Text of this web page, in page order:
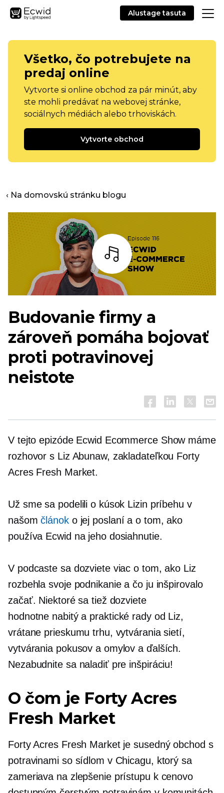
Alustage tasuta
Všetko, čo potrebujete na
predaj online
Vytvorte si online obchod za pár minút, aby
ste mohli predávať na webovej stránke,
sociálnych médiách alebo trhoviskách.
Vytvorte obchod
‹ Na domovskú stránku blogu
počúvať
Budovanie firmy a
zároveň pomáha bojovať
proti potravinovej
neistote
V tejto epizóde Ecwid Ecommerce Show máme
rozhovor s Liz Abunaw, zakladateľkou Forty
Acres Fresh Market.
Už sme sa podelili o kúsok Lizin príbehu v
našomčlánoko jej poslaní a o tom, ako
používa Ecwid na jeho dosiahnutie.
V podcaste sa dozviete viac o tom, ako Liz
rozbehla svoje podnikanie a čo ju inšpirovalo
začať. Niektoré sa tiež dozviete
hodnotne nabitýa praktické rady od Liz,
vrátane prieskumu trhu, vytvárania sietí,
vytvárania pokusov a omylov a ďalších.
Nezabudnite sa naladiť pre inšpiráciu!
O čom je Forty Acres
Fresh Market
Forty Acres Fresh Market je susedný obchod s
potravinami so sídlom v Chicagu, ktorý sa
zameriava na zlepšenie prístupu k cenovo